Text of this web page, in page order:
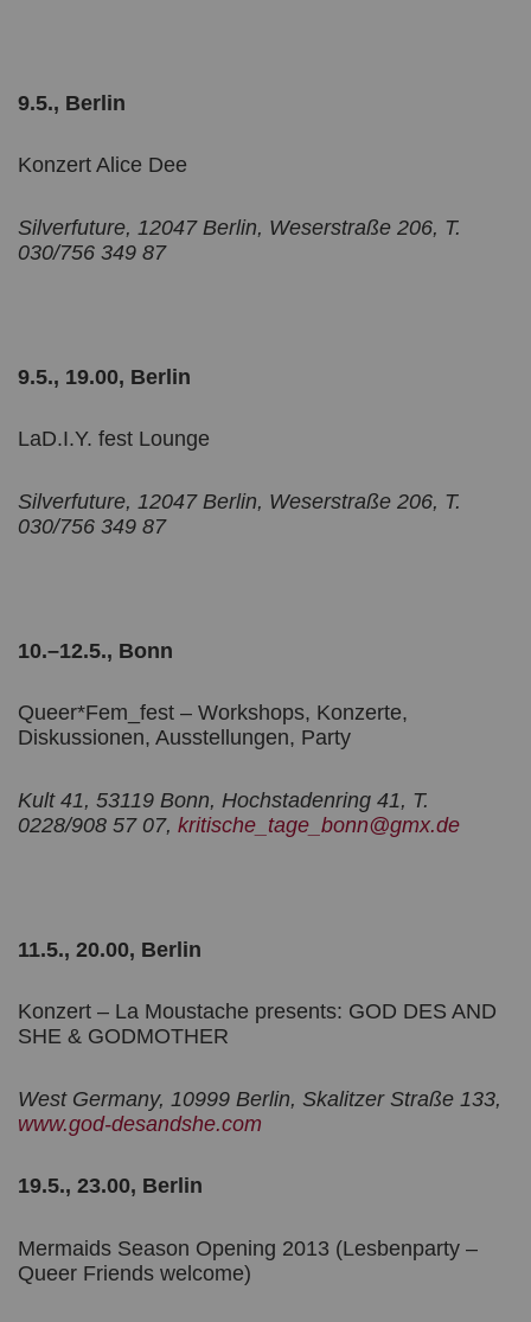
9.5., Berlin
Konzert Alice Dee
Silverfuture, 12047 Berlin, Weserstraße 206, T.
030/756 349 87
9.5., 19.00, Berlin
LaD.I.Y. fest Lounge
Silverfuture, 12047 Berlin, Weserstraße 206, T.
030/756 349 87
10.–12.5., Bonn
Queer*Fem_fest – Workshops, Konzerte,
Diskussionen, Ausstellungen, Party
Kult 41, 53119 Bonn, Hochstadenring 41, T.
0228/908 57 07, kritische_tage_bonn@gmx.de
11.5., 20.00, Berlin
Konzert – La Moustache presents: GOD DES AND
SHE & GODMOTHER
West Germany, 10999 Berlin, Skalitzer Straße 133,
www.god-desandshe.com
19.5., 23.00, Berlin
Mermaids Season Opening 2013 (Lesbenparty –
Queer Friends welcome)